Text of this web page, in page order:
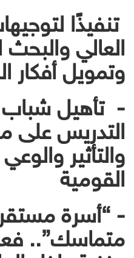
تنفيذًا
العالي
وتمويل أفكار
- تأهيل شباب
التدريس على
والتأثير
القومية
- “أسرة
متماسك”..